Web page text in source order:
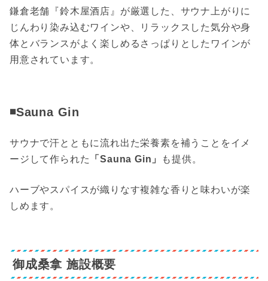
鎌倉老舗『鈴木屋酒店』が厳選した、サウナ上がりに
じんわり染み込むワインや、リラックスした気分や身
体とバランスがよく楽しめるさっぱりとしたワインが
用意されています。
◾️Sauna Gin
サウナで汗とともに流れ出た栄養素を補うことをイメ
ージして作られた
「Sauna Gin」 も提供。
ハーブやスパイスが織りなす複雑な香りと味わいが楽
しめます。
御成桑拿 施設概要